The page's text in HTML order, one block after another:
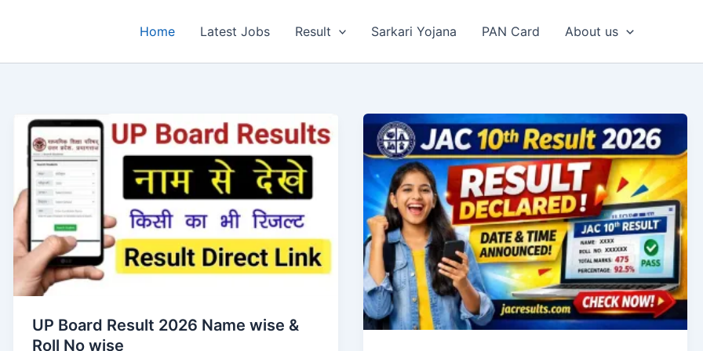
Home Latest Jobs Result Sarkari Yojana PAN Card About us
UP Board Result 2026 Name wise &
Roll No wise